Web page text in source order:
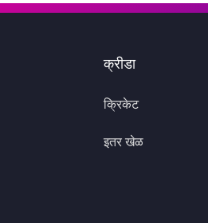
क्रीडा
क्रिकेट
इतर खेळ